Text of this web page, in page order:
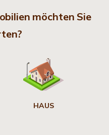
möchten Sie
HAUS